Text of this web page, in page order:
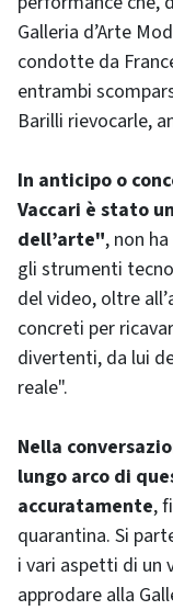
Galleria d’Arte
condotte da
entrambi
Barilli rievocarle,
In anticipo o
Vaccari è stato
dell’arte", non
gli strumenti
del video, oltre
concreti per
divertenti, da lui
reale".
Nella
lungo arco di
accuratamente,
quarantina. Si
i vari aspetti di un
approdare alla